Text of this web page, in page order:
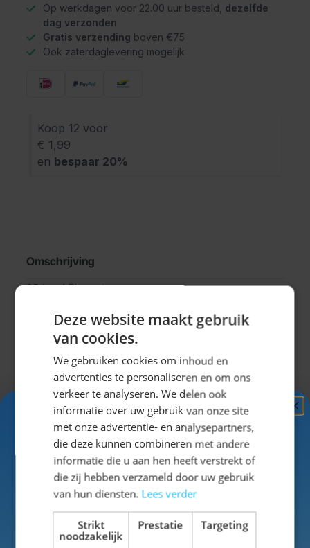
Op werkdagen voor 22.00 uur besteld, dezelfde
dag verzonden
Gratis verzending boven €75
Ook zaterdaglevering mogelijk
Koop 12 voor
€ 1,99
en bespaar 20%
Omschrijving
3D bord Biergarten
huis haalt!Door de grote van deze decoratie, valt het gelijk
goed op en kan het bier feestbeginnen. Door deze versiering
te combineren met andere leuke Oktoberfestdecoratie, wordt
jou Oktoberfest Ã©Ã©n groot succes!Klik hiervoor
meerOktoberfest decoratie!
Specificaties
EAN 8714572209502
42-20950
Deze website maakt gebruik
van cookies.
We gebruiken cookies om inhoud en
advertenties te personaliseren en om ons
verkeer te analyseren. We delen ook
informatie over uw gebruik van onze site
met onze advertentie- en analysepartners,
die deze kunnen combineren met andere
informatie die u aan hen heeft verstrekt of
die zij hebben verzameld door uw gebruik
van hun diensten. Lees verder
Strikt
noodzakelijk
Prestatie Targeting
Ontvang5%
KORTING!
Schrijf je nuin voor de nieuwsbrief en ontvang toegang
tot exclusieve kortingen!
Voor- en achternaam